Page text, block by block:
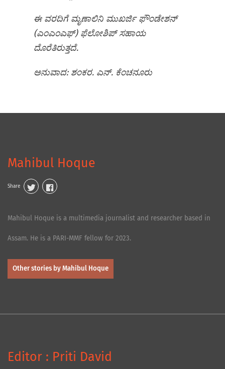
ಈ ವರದಿಗೆ ಮೃಣಾಲಿನಿ ಮುಖರ್ಜಿ ಫೌಂಡೇಶನ್
(ಎಂಎಂಎಫ್) ಫೆಲೋಶಿಪ್ ಸಹಾಯ
ದೊರೆತಿರುತ್ತದೆ.
ಅನುವಾದ: ಶಂಕರ. ಎನ್. ಕೆಂಚನೂರು
Mahibul Hoque
Share
Mahibul Hoque is a multimedia journalist and researcher based in
Assam. He is a PARI-MMF fellow for 2023.
Other stories by Mahibul Hoque
Editor : Priti David